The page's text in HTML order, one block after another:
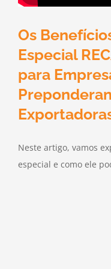
Os
Especial
para
Neste artigo, vamos
especial e como ele